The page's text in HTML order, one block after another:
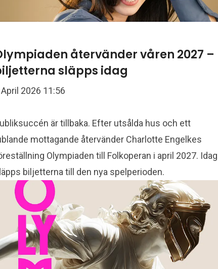
återvänder våren 2027 –
släpps idag
2026 11:56
är tillbaka. Efter utsålda hus och ett
mottagande återvänder Charlotte Engelkes
Olympiaden till Folkoperan i april 2027. Idag
biljetterna till den nya spelperioden.